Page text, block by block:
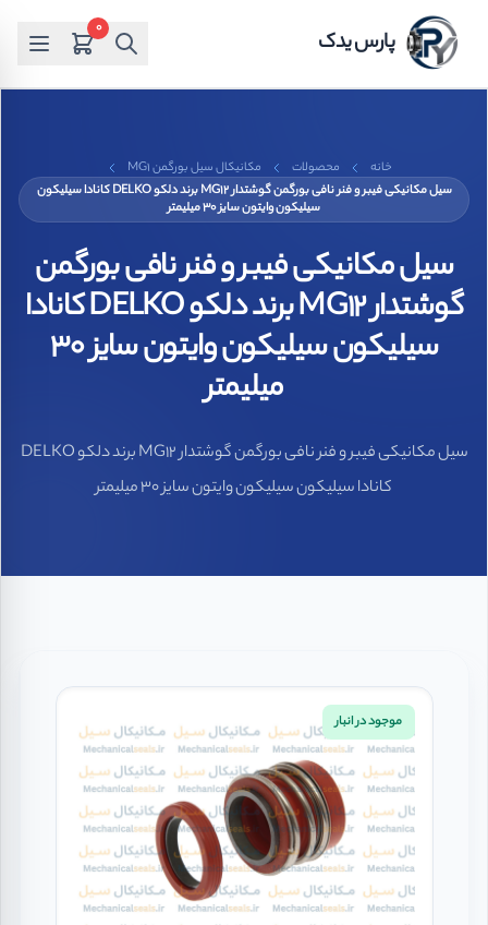
پارس یدک 0
خانه محصولات
مکانیکال سیل بورگمن MG1
سیل مکانیکی فیبر و فنر نافی بورگمن گوشتدار MG12 برند دلکو DELKO کانادا سیلیکون
سیلیکون وایتون سایز 30 میلیمتر
سیل مکانیکی فیبر و فنر نافی بورگمن
گوشتدار MG12 برند دلکو DELKO کانادا
سیلیکون سیلیکون وایتون سایز 30
میلیمتر
سیل مکانیکی فیبر و فنر نافی بورگمن گوشتدار MG12 برند دلکو DELKO
کانادا سیلیکون سیلیکون وایتون سایز 30 میلیمتر
موجود در انبار